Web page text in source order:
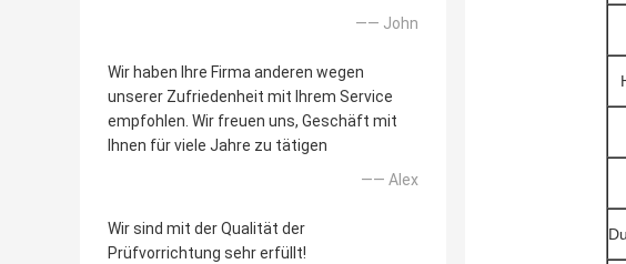
—— John
Wir haben Ihre Firma anderen wegen
unserer Zufriedenheit mit Ihrem Service
empfohlen. Wir freuen uns, Geschäft mit
Ihnen für viele Jahre zu tätigen
—— Alex
Wir sind mit der Qualität der
Prüfvorrichtung sehr erfüllt!